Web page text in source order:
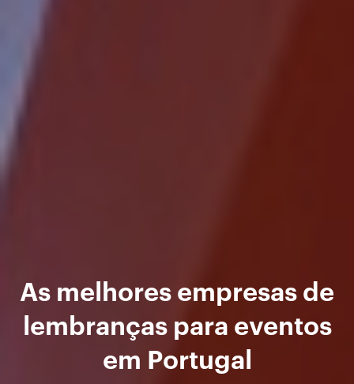
As melhores empresas de
lembranças para eventos
em Portugal